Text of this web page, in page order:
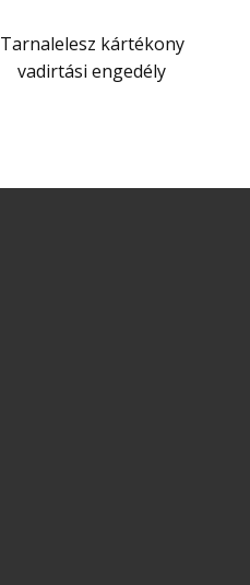
Tarnalelesz kártékony
vadirtási engedély